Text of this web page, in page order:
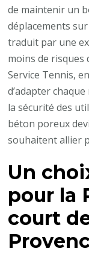
de maintenir un
déplacements
traduit par une
moins de risques
Service Tennis,
d’adapter
la sécurité des
béton poreux
souhaitent allier
Un
pour la
court